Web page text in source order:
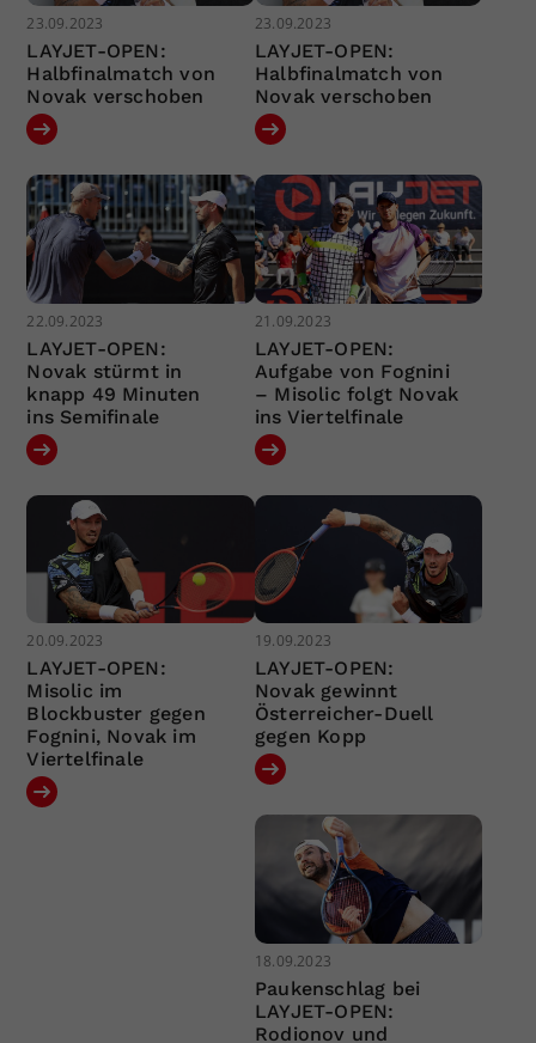
23.09.2023
LAYJET-OPEN:
Halbfinalmatch von
Novak verschoben
23.09.2023
LAYJET-OPEN:
Halbfinalmatch von
Novak verschoben
22.09.2023
LAYJET-OPEN:
Novak stürmt in
knapp 49 Minuten
ins Semifinale
21.09.2023
LAYJET-OPEN:
Aufgabe von Fognini
– Misolic folgt Novak
ins Viertelfinale
20.09.2023
LAYJET-OPEN:
Misolic im
Blockbuster gegen
Fognini, Novak im
Viertelfinale
19.09.2023
LAYJET-OPEN:
Novak gewinnt
Österreicher-Duell
gegen Kopp
18.09.2023
Paukenschlag bei
LAYJET-OPEN:
Rodionov und